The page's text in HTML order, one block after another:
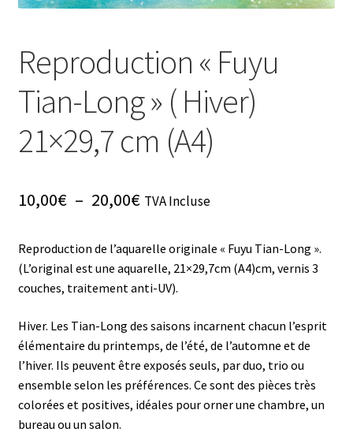
Reproduction « Fuyu
Tian-Long » ( Hiver)
21×29,7 cm (A4)
10,00€ – 20,00€Plage
prix :
10,00€
20,00€
TVA Incluse
Reproduction de l’aquarelle originale « Fuyu Tian-Long ».
(L’original est une aquarelle, 21×29,7cm (A4)cm, vernis 3
couches, traitement anti-UV).
Hiver. Les Tian-Long des saisons incarnent chacun l’esprit
élémentaire du printemps, de l’été, de l’automne et de
l’hiver. Ils peuvent être exposés seuls, par duo, trio ou
ensemble selon les préférences. Ce sont des pièces très
colorées et positives, idéales pour orner une chambre, un
bureau ou un salon.